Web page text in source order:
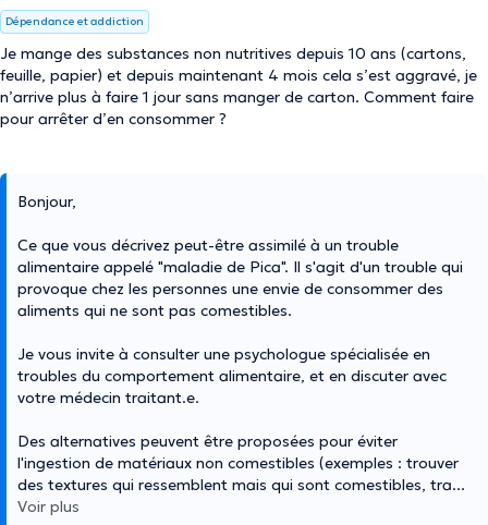
Dépendance et addiction
Je mange des substances non nutritives depuis 10 ans (cartons,
feuille, papier) et depuis maintenant 4 mois cela s’est aggravé, je
n’arrive plus à faire 1 jour sans manger de carton. Comment faire
pour arrêter d’en consommer ?
Bonjour,
Ce que vous décrivez peut-être assimilé à un trouble
alimentaire appelé "maladie de Pica". Il s'agit d'un trouble qui
provoque chez les personnes une envie de consommer des
aliments qui ne sont pas comestibles.
Je vous invite à consulter une psychologue spécialisée en
troubles du comportement alimentaire, et en discuter avec
votre médecin traitant.e.
Des alternatives peuvent être proposées pour éviter
l'ingestion de matériaux non comestibles (exemples : trouver
des textures qui ressemblent mais qui sont comestibles, tra...
Voir plus